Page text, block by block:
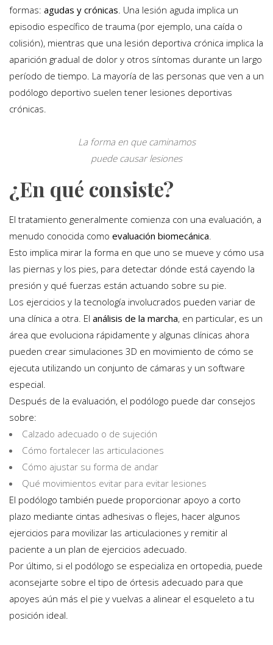
formas: agudas y crónicas . Una lesión aguda implica un
episodio específico de trauma (por ejemplo, una caída o
colisión), mientras que una lesión deportiva crónica implica la
aparición gradual de dolor y otros síntomas durante un largo
período de tiempo. La mayoría de las personas que ven a un
podólogo deportivo suelen tener lesiones deportivas
crónicas.
La forma en que caminamos
puede causar lesiones
¿En qué consiste?
El tratamiento generalmente comienza con una evaluación, a
menudo conocida como evaluación biomecánica
Esto implica mirar la forma en que uno se mueve y cómo usa
las piernas y los pies, para detectar dónde está cayendo la
presión y qué fuerzas están actuando sobre su pie.
Los ejercicios y la tecnología involucrados pueden variar de
una clínica a otra. El análisis de la marcha, en particular, es un
área que evoluciona rápidamente y algunas clínicas ahora
pueden crear simulaciones 3D en movimiento de cómo se
ejecuta utilizando un conjunto de cámaras y un software
especial.
Después de la evaluación, el podólogo puede dar consejos
sobre:
Calzado adecuado o de sujeción
Cómo fortalecer las articulaciones
Cómo ajustar su forma de andar
Qué movimientos evitar para evitar lesiones
El podólogo también puede proporcionar apoyo a corto
plazo mediante cintas adhesivas o flejes, hacer algunos
ejercicios para movilizar las articulaciones y remitir al
paciente a un plan de ejercicios adecuado.
Por último, si el podólogo se especializa en ortopedia, puede
aconsejarte sobre el tipo de órtesis adecuado para que
apoyes aún más el pie y vuelvas a alinear el esqueleto a tu
posición ideal.